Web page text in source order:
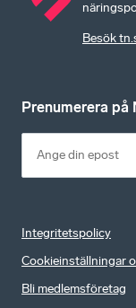
Besök
Prenumerera på
Integritetspolicy
Cookieinställningar
Bli medlemsföretag